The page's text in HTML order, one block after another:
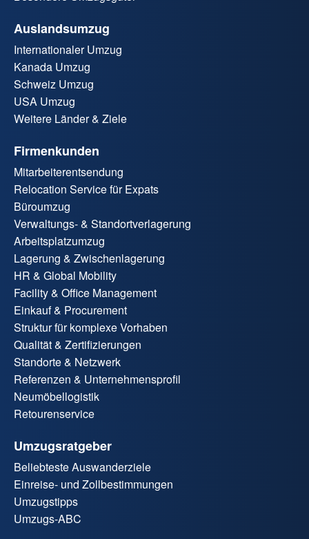
Auslandsumzug
Internationaler Umzug
Kanada Umzug
Schweiz Umzug
USA Umzug
Weitere Länder & Ziele
Firmenkunden
Mitarbeiterentsendung
Relocation Service für Expats
Büroumzug
Verwaltungs- & Standortverlagerung
Arbeitsplatzumzug
Lagerung & Zwischenlagerung
HR & Global Mobility
Facility & Office Management
Einkauf & Procurement
Struktur für komplexe Vorhaben
Qualität & Zertifizierungen
Standorte & Netzwerk
Referenzen & Unternehmensprofil
Neumöbellogistik
Retourenservice
Umzugsratgeber
Beliebteste Auswanderziele
Einreise- und Zollbestimmungen
Umzugstipps
Umzugs-ABC